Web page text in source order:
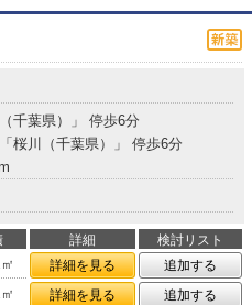
千葉県）」 停歩6分
桜川（千葉県）」 停歩6分
詳細
検討リスト
詳細を見る
追加する
詳細を見る
追加する